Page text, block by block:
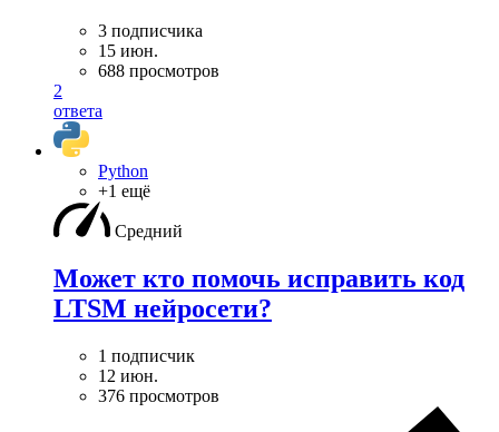
3 подписчика
15 июн.
688 просмотров
2
ответа
Python
+1 ещё
Средний
Может кто помочь исправить код
LTSM нейросети?
1 подписчик
12 июн.
376 просмотров